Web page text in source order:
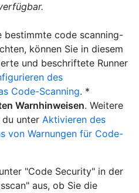
bestimmte code scanning-
können Sie in diesem
und beschriftete Runner
des
Code-Scanning. *
Warnhinweisen. Weitere
unter Aktivieren des
von Warnungen für Code-
"Code Security" in der
aus, ob Sie die